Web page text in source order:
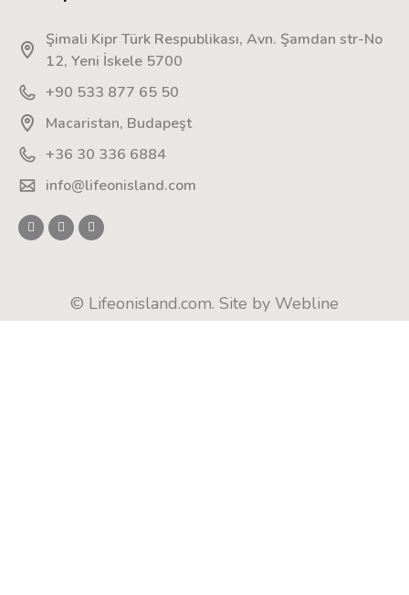
Şimali Kipr Türk Respublikası, Avn. Şamdan str-No
12, Yeni İskele 5700
+90 533 877 65 50
Macaristan, Budapeşt
+36 30 336 6884
info@lifeonisland.com
© Lifeonisland.com. Site by Webline